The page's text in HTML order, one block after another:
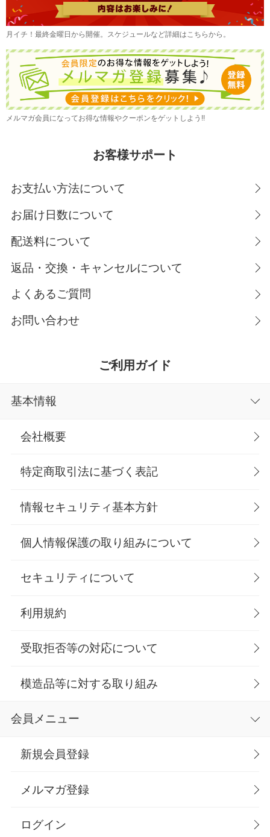
月イチ！最終金曜日から開催。スケジュールなど詳細はこちらから。
メルマガ会員になってお得な情報やクーポンをゲットしよう!!
お客様サポート
お支払い方法について
お届け日数について
配送料について
返品・交換・キャンセルについて
よくあるご質問
お問い合わせ
ご利用ガイド
基本情報
会社概要
特定商取引法に基づく表記
情報セキュリティ基本方針
個人情報保護の取り組みについて
セキュリティについて
利用規約
受取拒否等の対応について
模造品等に対する取り組み
会員メニュー
新規会員登録
メルマガ登録
ログイン